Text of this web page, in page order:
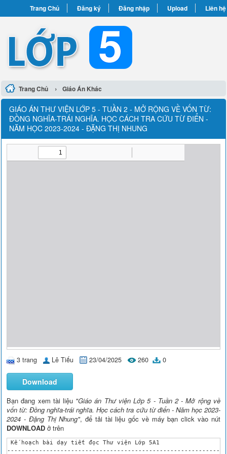
Trang Chủ Đăng ký Đăng nhập Upload Liên hệ
Trang Chủ › Giáo Án Khác
GIÁO ÁN THƯ VIỆN LỚP 5 - TUẦN 2 - MỞ RỘNG VỀ VỐN TỪ:
ĐỒNG NGHĨA-TRÁI NGHĨA. HỌC CÁCH TRA CỨU TỪ ĐIỂN -
NĂM HỌC 2023-2024 - ĐẶNG THỊ NHUNG
3 trang Lê Tiếu 23/04/2025 260 0
Download
Bạn đang xem tài liệu "Giáo án Thư viện Lớp 5 - Tuần 2 - Mở rộng về
vốn từ: Đồng nghĩa-trái nghĩa. Học cách tra cứu từ điển - Năm học 2023-
2024 - Đặng Thị Nhung", để tải tài liệu gốc về máy bạn click vào nút
DOWNLOAD ở trên
Kế hoạch bài dạy tiết đọc Thư viện Lớp 5A1